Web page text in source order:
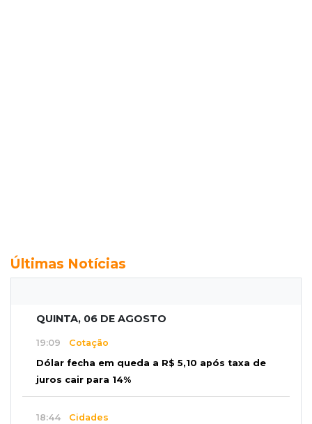
Últimas Notícias
QUINTA, 06 DE AGOSTO
19:09 Cotação
Dólar fecha em queda a R$ 5,10 após taxa de
juros cair para 14%
18:44 Cidades